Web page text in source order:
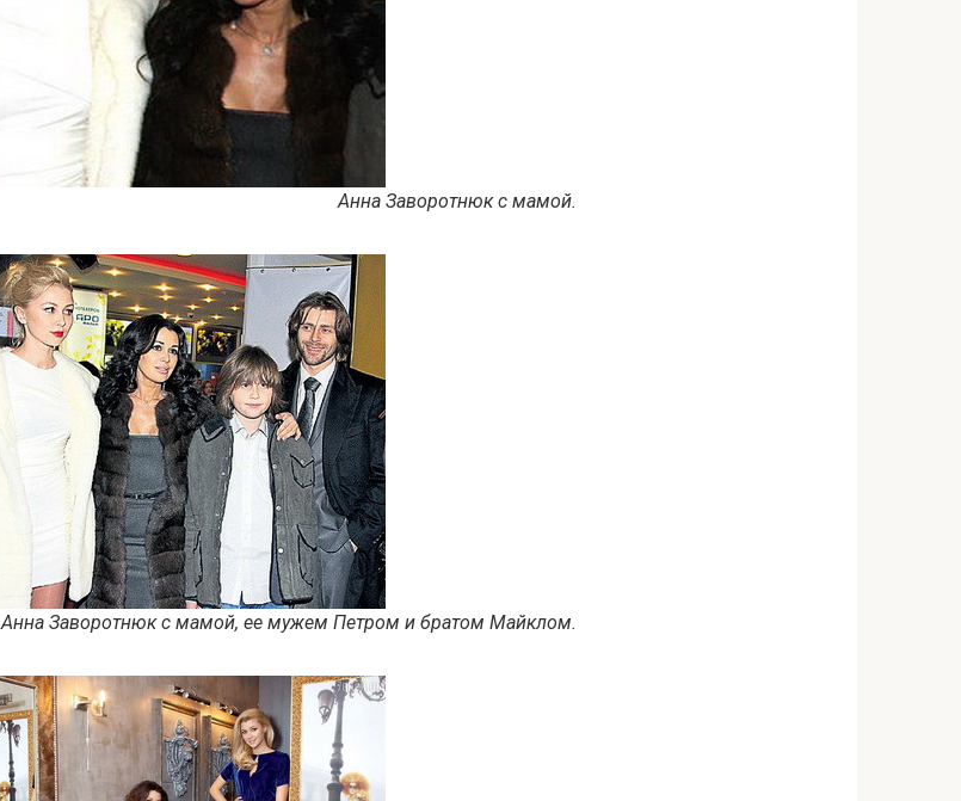
Анна Заворотнюк с мамой.
Анна Заворотнюк с мамой, ее мужем Петром и братом Майклом.